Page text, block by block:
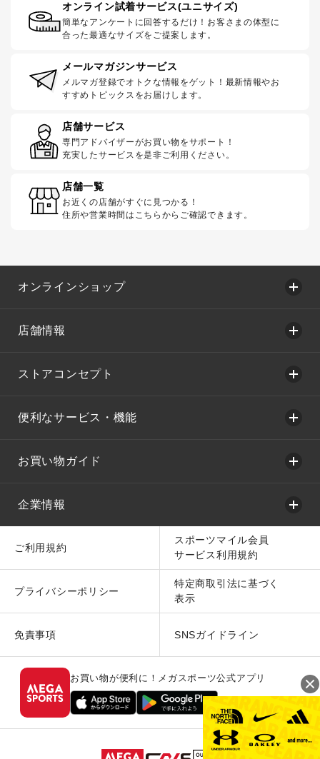
オンライン試着サービス(ユニサイズ)
簡単なアンケートに回答するだけ！お客さまの体型に
合った最適なサイズをご提案します。
メールマガジンサービス
メルマガ登録でオトクな情報をゲット！最新情報やお
すすめトピックスをお届けします。
店舗サービス
専門アドバイザーがお買い物をサポート！
充実したサービスを是非ご利用ください。
店舗一覧
お近くの店舗がすぐに見つかる！
住所や営業時間はこちらからご確認できます。
オンラインショップ
店舗情報
ストアコンセプト
便利なサービス・機能
お買い物ガイド
企業情報
ご利用規約
スポーツマイル会員
サービス利用規約
プライバシーポリシー
特定商取引法に基づく
表示
免責事項 SNSガイドライン
お買い物が便利に！メガスポーツ公式アプリ